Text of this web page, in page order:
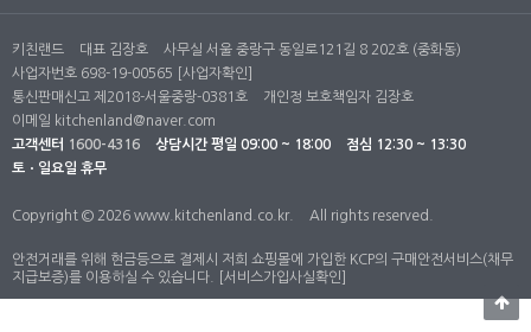
키친랜드 대표 김장호
사무실 서울 중랑구 동일로121길 8 202호 (중화동)
사업자번호 698-19-00565
[사업자확인]
통신판매신고 제2018-서울중랑-0381호
개인정 보호책임자 김장호
이메일 kitchenland@naver.com
고객센터 1600-4316 상담시간 평일 09:00 ~ 18:00
점심 12:30 ~ 13:30
토ㆍ일요일 휴무
Copyright © 2026 www.kitchenland.co.kr. All rights reserved.
안전거래를 위해 현금등으로 결제시 저희 쇼핑몰에 가입한 KCP의 구매안전서비스(채무
지급보증)를 이용하실 수 있습니다.
[서비스가입사실확인]